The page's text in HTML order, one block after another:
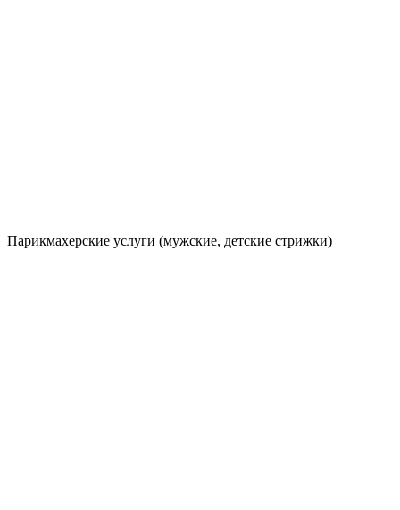
Парикмахерские услуги (мужские, детские стрижки)